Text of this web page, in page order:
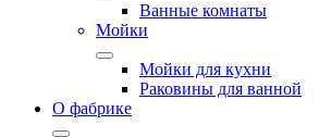
Ванные комнаты
Мойки
Мойки для кухни
Раковины для ванной
О фабрике